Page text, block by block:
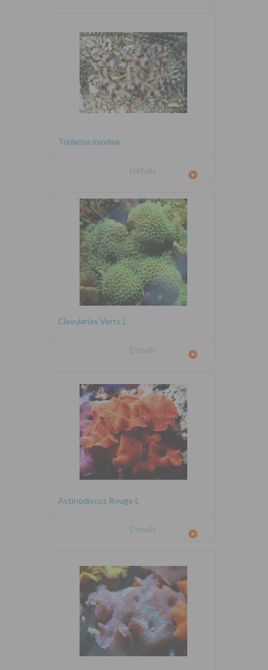
Tridacna maxima
Détails
Clavularias Verts L
Détails
Actinodiscus Rouge L
Détails